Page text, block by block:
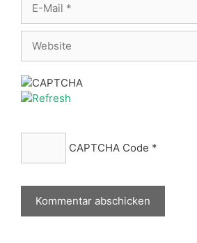
Mail
CAPTCHA Code *